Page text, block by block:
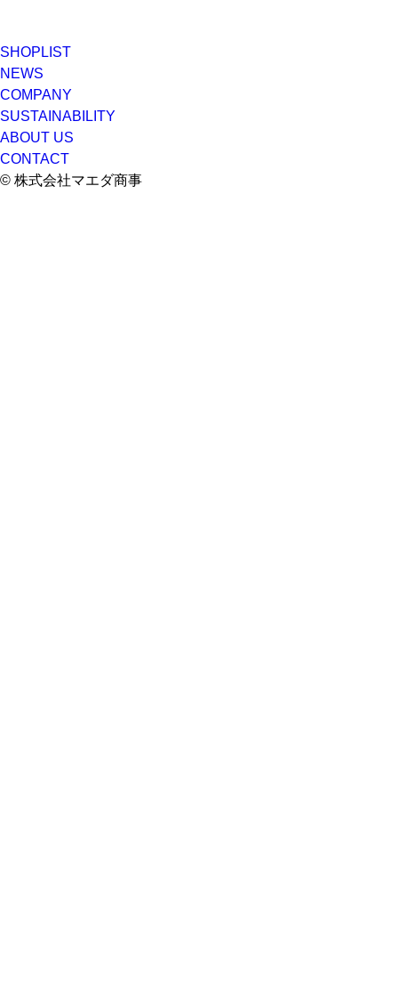
SHOPLIST
NEWS
COMPANY
SUSTAINABILITY
ABOUT US
CONTACT
© 株式会社マエダ商事